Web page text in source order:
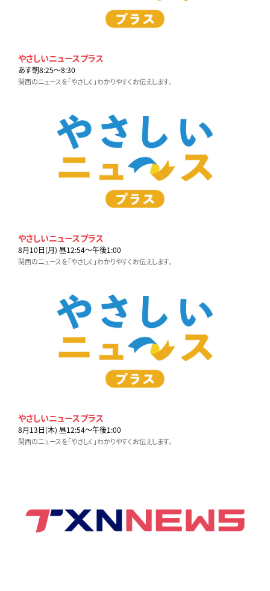
やさしいニュースプラス
あす朝8:25〜8:30
関西のニュースを「やさしく」わかりやすくお伝えします。
やさしいニュースプラス
8月10日(月) 昼12:54〜午後1:00
関西のニュースを「やさしく」わかりやすくお伝えします。
やさしいニュースプラス
8月13日(木) 昼12:54〜午後1:00
関西のニュースを「やさしく」わかりやすくお伝えします。